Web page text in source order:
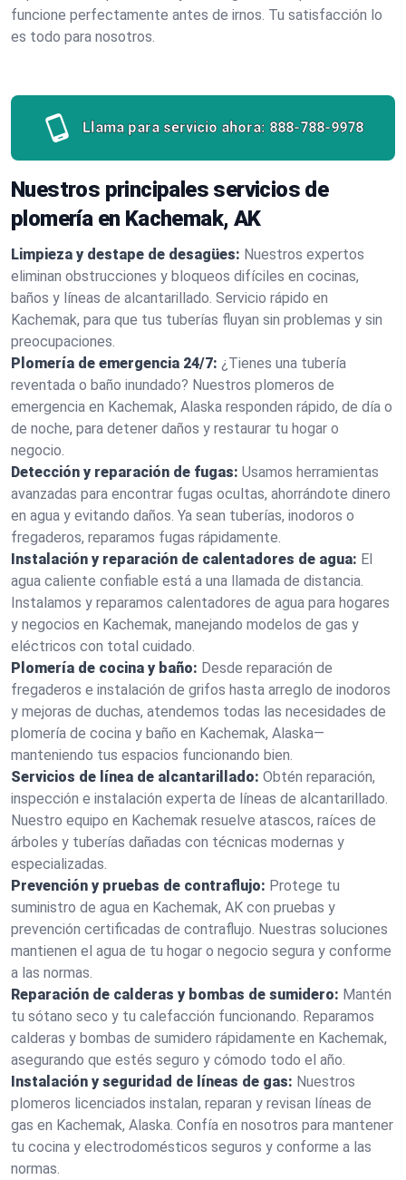
funcione perfectamente antes de irnos. Tu satisfacción lo
es todo para nosotros.
Llama para servicio ahora: 888-788-9978
Nuestros principales servicios de
plomería en Kachemak, AK
Limpieza y destape de desagües: Nuestros expertos
eliminan obstrucciones y bloqueos difíciles en cocinas,
baños y líneas de alcantarillado. Servicio rápido en
Kachemak, para que tus tuberías fluyan sin problemas y sin
preocupaciones.
Plomería de emergencia 24/7: ¿Tienes una tubería
reventada o baño inundado? Nuestros plomeros de
emergencia en Kachemak, Alaska responden rápido, de día o
de noche, para detener daños y restaurar tu hogar o
negocio.
Detección y reparación de fugas: Usamos herramientas
avanzadas para encontrar fugas ocultas, ahorrándote dinero
en agua y evitando daños. Ya sean tuberías, inodoros o
fregaderos, reparamos fugas rápidamente.
Instalación y reparación de calentadores de agua: El
agua caliente confiable está a una llamada de distancia.
Instalamos y reparamos calentadores de agua para hogares
y negocios en Kachemak, manejando modelos de gas y
eléctricos con total cuidado.
Plomería de cocina y baño: Desde reparación de
fregaderos e instalación de grifos hasta arreglo de inodoros
y mejoras de duchas, atendemos todas las necesidades de
plomería de cocina y baño en Kachemak, Alaska—
manteniendo tus espacios funcionando bien.
Servicios de línea de alcantarillado: Obtén reparación,
inspección e instalación experta de líneas de alcantarillado.
Nuestro equipo en Kachemak resuelve atascos, raíces de
árboles y tuberías dañadas con técnicas modernas y
especializadas.
Prevención y pruebas de contraflujo: Protege tu
suministro de agua en Kachemak, AK con pruebas y
prevención certificadas de contraflujo. Nuestras soluciones
mantienen el agua de tu hogar o negocio segura y conforme
a las normas.
Reparación de calderas y bombas de sumidero: Mantén
tu sótano seco y tu calefacción funcionando. Reparamos
calderas y bombas de sumidero rápidamente en Kachemak,
asegurando que estés seguro y cómodo todo el año.
Instalación y seguridad de líneas de gas: Nuestros
plomeros licenciados instalan, reparan y revisan líneas de
gas en Kachemak, Alaska. Confía en nosotros para mantener
tu cocina y electrodomésticos seguros y conforme a las
normas.